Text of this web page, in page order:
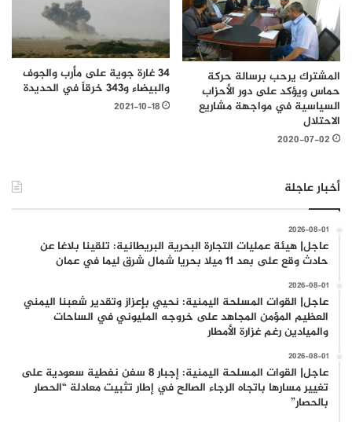
المشترك يرحب برسالة حركة
حماس ويؤكد على دور الأحزاب
السياسية في مواجهة مشاريع
الاحتلال
2020-07-02
34 غارة جوية على مأرب والجوف
والبيضاء و343 خرقاً في الحديدة
2021-10-18
أخبار عاجلة
2026-08-01
عاجل| هيئة عمليات التجارة البحرية البريطانية: تلقينا بلاغا عن
حادث وقع على بعد 11 ميلا بحريا شمال شرق ليما في عمان
2026-08-01
عاجل| القوات المسلحة اليمنية: نحيي بإعزاز وتقدير شعبنا اليمني
العظيم المؤمن المجاهد على خروجه المليوني في الساحات
والميادين رغم غزارة الأمطار
2026-08-01
عاجل| القوات المسلحة اليمنية: إجبار 8 سفن نفطية سعودية على
تغيير مسارها باتجاه الرجاء الصالح في إطار تثبيت معادلة “الحصار
بالحصار”